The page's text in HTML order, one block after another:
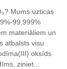
Mums uzticas
99,999%
materiāliem un
atbalsts visu
oksīds
ziniet...